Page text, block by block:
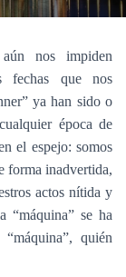
nos impiden
fechas que nos
ya han sido o
época de
el espejo: somos
forma inadvertida,
actos nítida y
“máquina” se ha
quién